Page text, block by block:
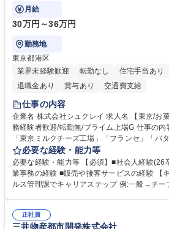
ブランド商品の事務業務をお任せいたします。
月給
30万円～36万円
勤務地
東京都港区
業界未経験歓迎
転勤なし 住宅手当あり
退職金あり
賞与あり 交通費支給
仕事の内容
企業名 株式会社シュクレイ 求人名 【東京/お菓子メーカーの事務担当】事
務経験者歓迎/転勤無/プライム上場G 仕事の内容 「ザ・メープルマニア」
「東京ミルクチーズ工場」「フランセ」「バ
ー」「DROOLY」等のブランドを多数展開す
ブランド商品の事務業務をお任せいたします。 【具体的な業務内容】 ■
舗からの発注受付/PC入力業務 ■受電対応(社
録 ■日々の売上抽出・報告 ■提携企業への書類
必要な経験・能力等
必要な経験・能力等 【必須】■社会人経験(26
業事務の経験 ■販売や接客サービスの経験 【キャリアステップ】 (1)セー
ルス管理課でキャリアステップ 例:一般→チ
験で経営管理部内で経理へ異動した方もいら
や個別面談を通してご自身のキャリアと向き
正社員
三井物産都市開発株式会社